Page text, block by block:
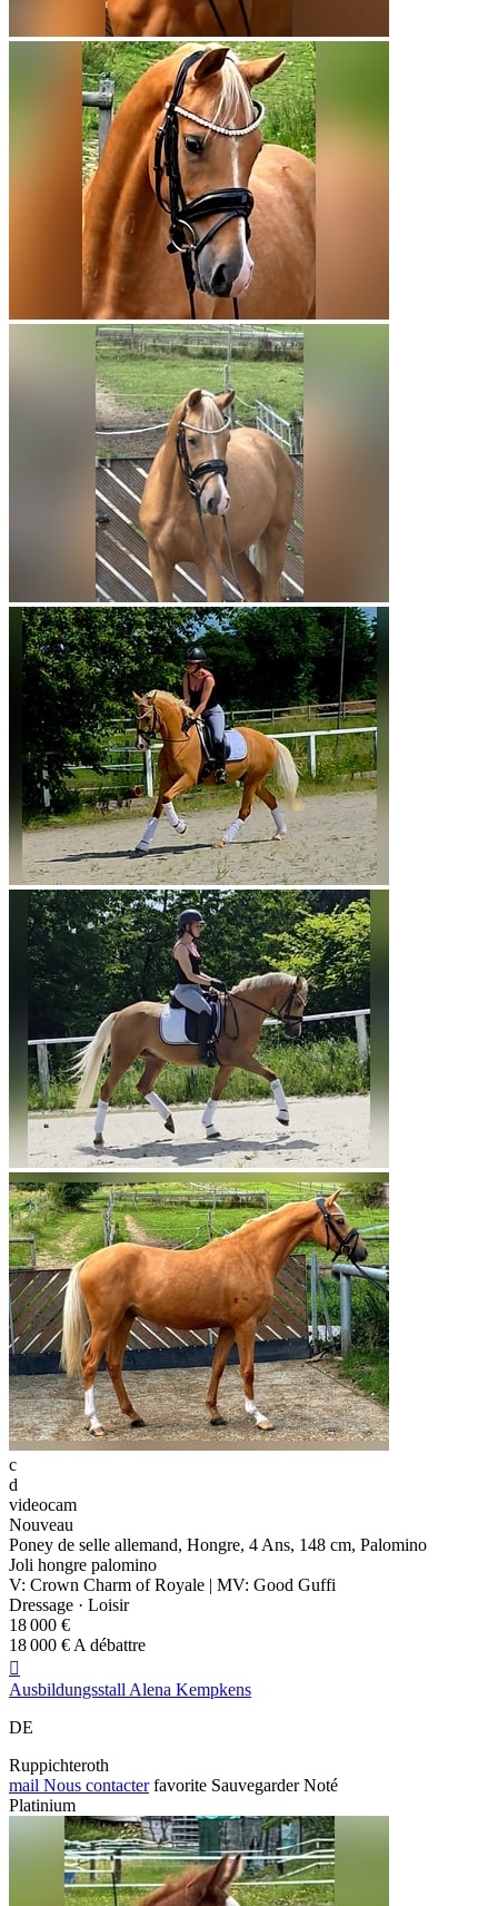
c
d
videocam
Nouveau
Poney de selle allemand, Hongre, 4 Ans, 148 cm, Palomino
Joli hongre palomino
V: Crown Charm of Royale | MV: Good Guffi
Dressage · Loisir
18 000 €
18 000 € A débattre

Ausbildungsstall Alena Kempkens
DE
Ruppichteroth
mail Nous contacter favorite Sauvegarder Noté
Platinium